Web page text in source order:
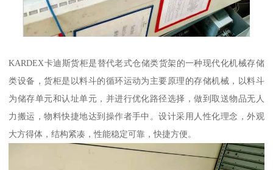
KARDEX卡迪斯货柜是替代老式仓储类货架的一种现代化机械存储
类设备，货柜是以料斗的循环运动为主要原理的存储机械，以料斗
为储存单元和认址单元，并进行优化路径选择，做到取送物品无人
力搬运，物料快捷地达到操作者手中。设计采用人性化理念，外观
大方得体，结构紧凑，性能稳定可靠，快捷方便。